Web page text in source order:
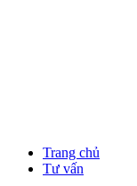
Trang chủ
Tư vấn